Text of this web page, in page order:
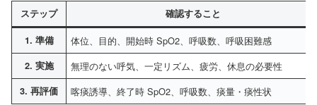
ステップ 確認すること
1. 準備 体位、目的、開始時 SpO2、呼吸数、呼吸困難感
2. 実施 無理のない呼気、一定リズム、疲労、休息の必要性
3. 再評価 喀痰誘導、終了時 SpO2、呼吸数、痰量・痰性状